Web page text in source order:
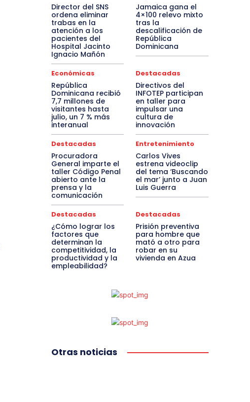
Director del SNS
ordena eliminar
trabas en la
atención a los
pacientes del
Hospital Jacinto
Ignacio Mañón
Jamaica gana el
4×100 relevo mixto
tras la
descalificación de
República
Dominicana
Económicas
República
Dominicana recibió
7,7 millones de
visitantes hasta
julio, un 7 % más
interanual
Destacadas
Directivos del
INFOTEP participan
en taller para
impulsar una
cultura de
innovación
Destacadas
Procuradora
General imparte el
taller Código Penal
abierto ante la
prensa y la
comunicación
Entretenimiento
Carlos Vives
estrena videoclip
del tema ‘Buscando
el mar’ junto a Juan
Luis Guerra
Destacadas
¿Cómo lograr los
factores que
determinan la
competitividad, la
productividad y la
empleabilidad?
Destacadas
Prisión preventiva
para hombre que
mató a otro para
robar en su
vivienda en Azua
Otras noticias